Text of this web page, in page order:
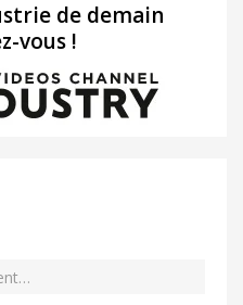
de demain
vous !